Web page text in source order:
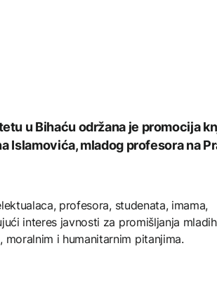
u Bihaću održana je promocija
Islamovića, mladog profesora na
profesora, studenata, imama,
interes javnosti za promišljanja mladih
i humanitarnim pitanjima.